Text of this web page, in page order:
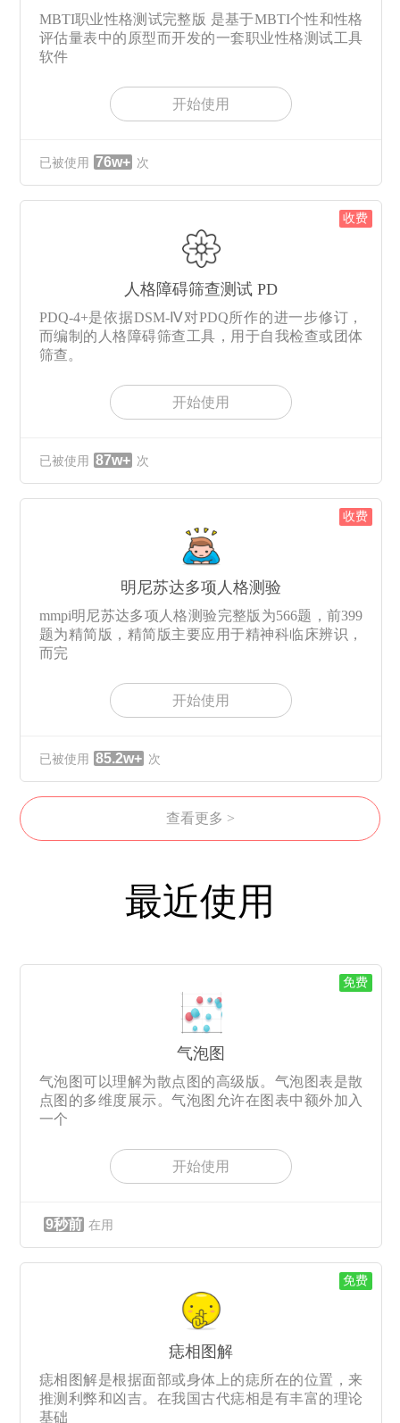
MBTI职业性格测试完整版 是基于MBTI个性和性格
评估量表中的原型而开发的一套职业性格测试工具
软件
开始使用
已被使用 76w+ 次
收费
人格障碍筛查测试 PD
PDQ-4+是依据DSM-Ⅳ对PDQ所作的进一步修订，
而编制的人格障碍筛查工具，用于自我检查或团体
筛查。
开始使用
已被使用 87w+ 次
收费
明尼苏达多项人格测验
mmpi明尼苏达多项人格测验完整版为566题，前399
题为精简版，精简版主要应用于精神科临床辨识，
而完
开始使用
已被使用 85.2w+ 次
查看更多 >
最近使用
免费
气泡图
气泡图可以理解为散点图的高级版。气泡图表是散
点图的多维度展示。气泡图允许在图表中额外加入
一个
开始使用
9秒前 在用
免费
痣相图解
痣相图解是根据面部或身体上的痣所在的位置，来
推测利弊和凶吉。在我国古代痣相是有丰富的理论
基础